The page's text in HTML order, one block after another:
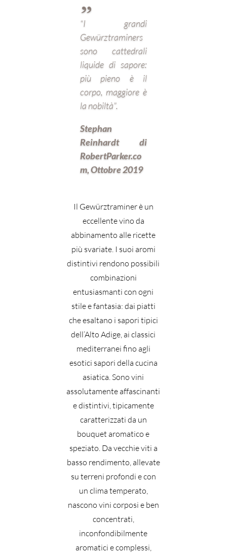
"
“I grandi
Gewürztraminers
sono cattedrali
liquide di sapore:
più pieno è il
corpo, maggiore è
la nobiltà”.
Stephan
Reinhardt di
RobertParker.co
m, Ottobre 2019
Il Gewürztraminer è un
eccellente vino da
abbinamento alle ricette
più svariate. I suoi aromi
distintivi rendono possibili
combinazioni
entusiasmanti con ogni
stile e fantasia: dai piatti
che esaltano i sapori tipici
dell’Alto Adige, ai classici
mediterranei fino agli
esotici sapori della cucina
asiatica. Sono vini
assolutamente affascinanti
e distintivi, tipicamente
caratterizzati da un
bouquet aromatico e
speziato. Da vecchie viti a
basso rendimento, allevate
su terreni profondi e con
un clima temperato,
nascono vini corposi e ben
concentrati,
inconfondibilmente
aromatici e complessi,